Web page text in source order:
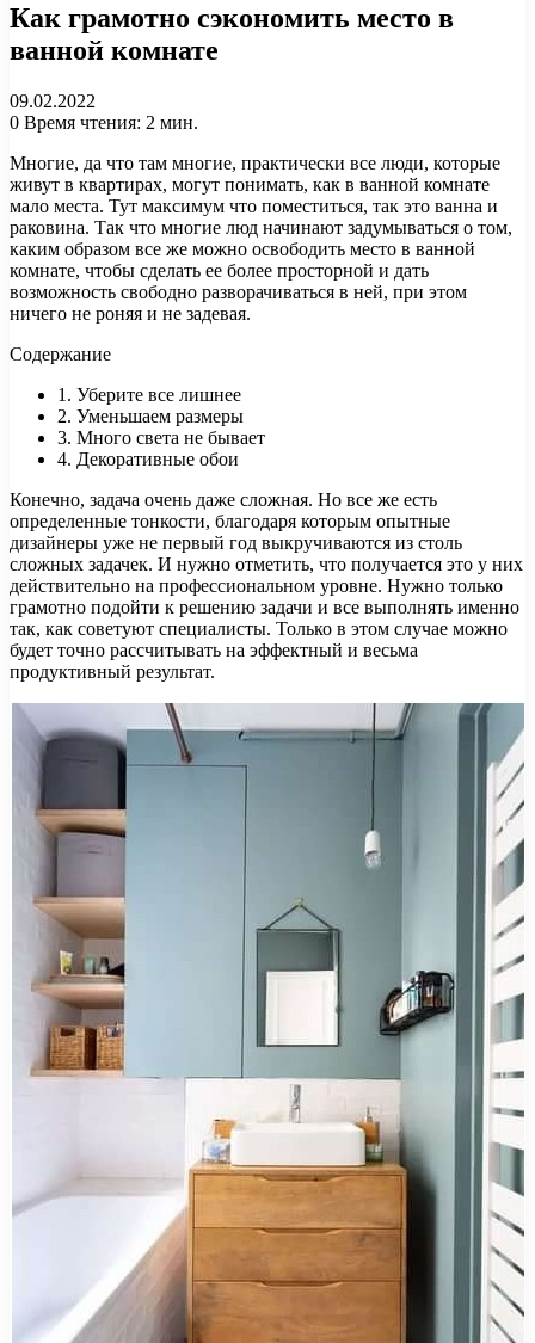
Как грамотно сэкономить место в
ванной комнате
09.02.2022
0 Время чтения: 2 мин.
Многие, да что там многие, практически все люди, которые
живут в квартирах, могут понимать, как в ванной комнате
мало места. Тут максимум что поместиться, так это ванна и
раковина. Так что многие люд начинают задумываться о том,
каким образом все же можно освободить место в ванной
комнате, чтобы сделать ее более просторной и дать
возможность свободно разворачиваться в ней, при этом
ничего не роняя и не задевая.
Содержание
1. Уберите все лишнее
2. Уменьшаем размеры
3. Много света не бывает
4. Декоративные обои
Конечно, задача очень даже сложная. Но все же есть
определенные тонкости, благодаря которым опытные
дизайнеры уже не первый год выкручиваются из столь
сложных задачек. И нужно отметить, что получается это у них
действительно на профессиональном уровне. Нужно только
грамотно подойти к решению задачи и все выполнять именно
так, как советуют специалисты. Только в этом случае можно
будет точно рассчитывать на эффектный и весьма
продуктивный результат.